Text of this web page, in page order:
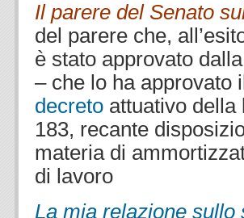
Il parere del Senato
del parere che,
è stato approvato
– che lo ha approvato
decreto attuativo della
183, recante
materia di
di lavoro
La mia relazione sullo